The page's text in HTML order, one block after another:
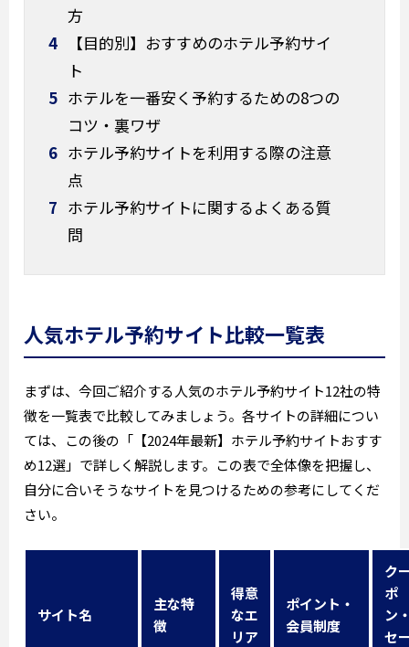
方
4
【目的別】おすすめのホテル予約サイ
ト
5 ホテルを一番安く予約するための8つの
コツ・裏ワザ
6 ホテル予約サイトを利用する際の注意
点
7 ホテル予約サイトに関するよくある質
問
人気ホテル予約サイト比較一覧表
まずは、今回ご紹介する人気のホテル予約サイト12社の特
徴を一覧表で比較してみましょう。各サイトの詳細につい
ては、この後の「【2024年最新】ホテル予約サイトおすす
め12選」で詳しく解説します。この表で全体像を把握し、
自分に合いそうなサイトを見つけるための参考にしてくだ
さい。
サイト名
主な特
徴
得意
なエ
リア
ポイント・
会員制度
ク
ポ
ン
セ